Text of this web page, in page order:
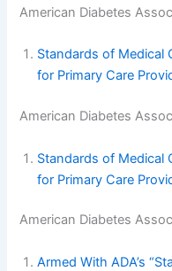
American Diabetes
Standards of Medical
for Primary Care
American Diabetes
Standards of Medical
for Primary Care
American Diabetes
Armed With ADA’s